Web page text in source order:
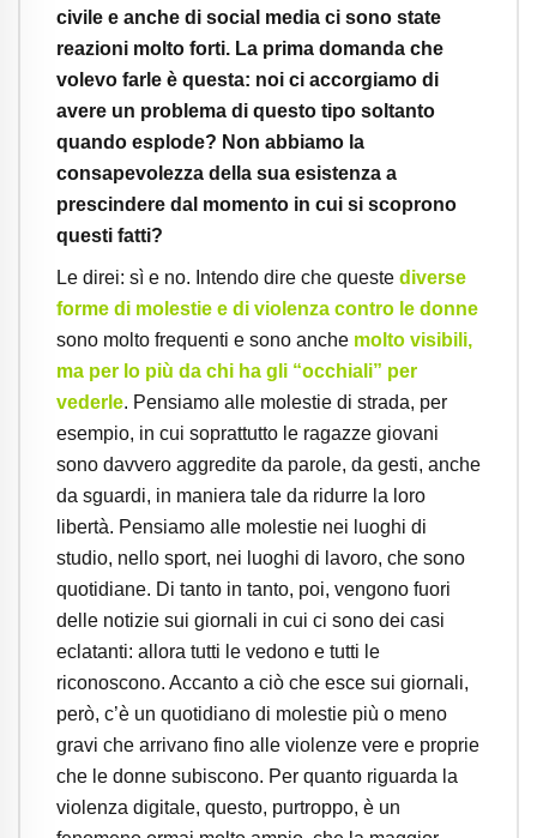
civile e anche di social media ci sono state
reazioni molto forti. La prima domanda che
volevo farle è questa: noi ci accorgiamo di
avere un problema di questo tipo soltanto
quando esplode? Non abbiamo la
consapevolezza della sua esistenza a
prescindere dal momento in cui si scoprono
questi fatti?
Le direi: sì e no. Intendo dire che queste diverse
forme di molestie e di violenza contro le donne
sono molto frequenti e sono anche molto visibili,
ma per lo più da chi ha gli “occhiali” per
vederle. Pensiamo alle molestie di strada, per
esempio, in cui soprattutto le ragazze giovani
sono davvero aggredite da parole, da gesti, anche
da sguardi, in maniera tale da ridurre la loro
libertà. Pensiamo alle molestie nei luoghi di
studio, nello sport, nei luoghi di lavoro, che sono
quotidiane. Di tanto in tanto, poi, vengono fuori
delle notizie sui giornali in cui ci sono dei casi
eclatanti: allora tutti le vedono e tutti le
riconoscono. Accanto a ciò che esce sui giornali,
però, c’è un quotidiano di molestie più o meno
gravi che arrivano fino alle violenze vere e proprie
che le donne subiscono. Per quanto riguarda la
violenza digitale, questo, purtroppo, è un